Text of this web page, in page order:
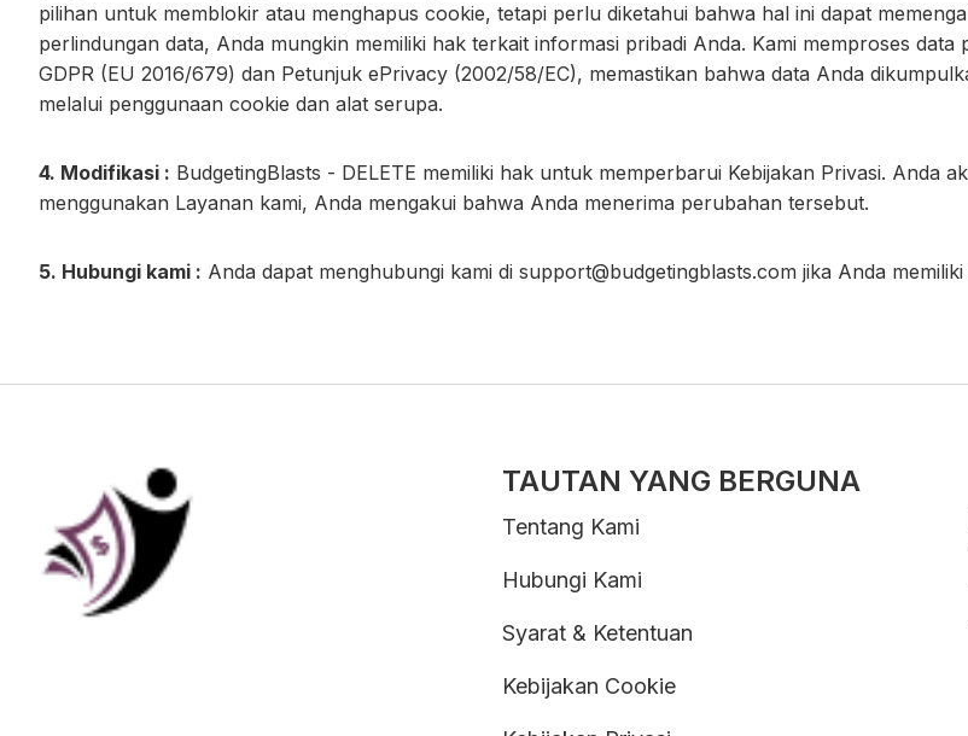
pilihan untuk memblokir atau menghapus cookie, tetapi perlu diketahui bahwa hal ini dapat
perlindungan data, Anda mungkin memiliki hak terkait informasi pribadi Anda. Kami memproses
GDPR (EU 2016/679) dan Petunjuk ePrivacy (2002/58/EC), memastikan bahwa data Anda
melalui penggunaan cookie dan alat serupa.
4. Modifikasi : BudgetingBlasts - DELETE memiliki hak untuk memperbarui Kebijakan Privasi. Anda
menggunakan Layanan kami, Anda mengakui bahwa Anda menerima perubahan tersebut.
5. Hubungi kami : Anda dapat menghubungi kami di support@budgetingblasts.com jika Anda
TAUTAN YANG BERGUNA
Tentang Kami
Hubungi Kami
Syarat & Ketentuan
Kebijakan Cookie